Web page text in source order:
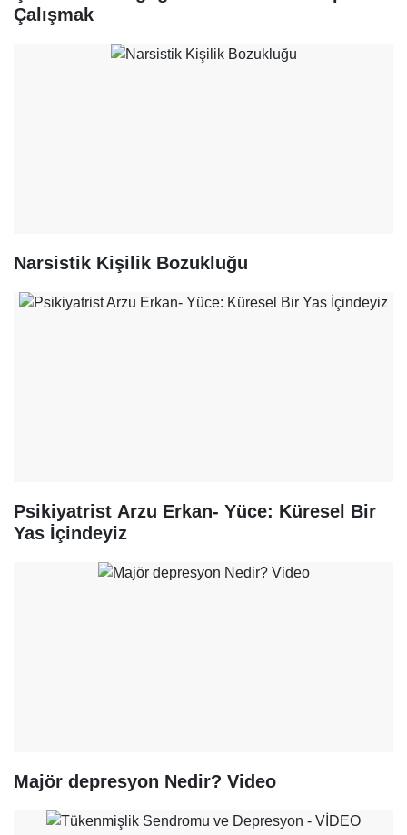
Çalışmak
Narsistik Kişilik Bozukluğu
Psikiyatrist Arzu Erkan- Yüce: Küresel Bir
Yas İçindeyiz
Majör depresyon Nedir? Video